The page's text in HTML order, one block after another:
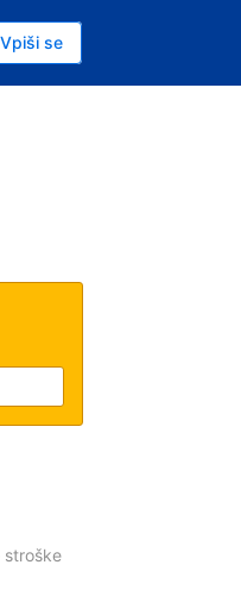
Vpiši se
stroške